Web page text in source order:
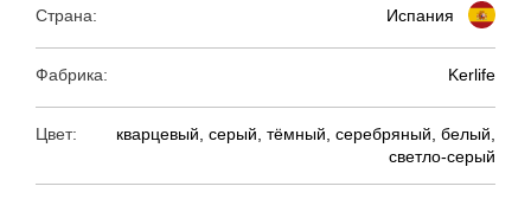
Страна: Испания
Фабрика: Kerlife
Цвет:
кварцевый, серый, тёмный, серебряный, белый,
светло-серый